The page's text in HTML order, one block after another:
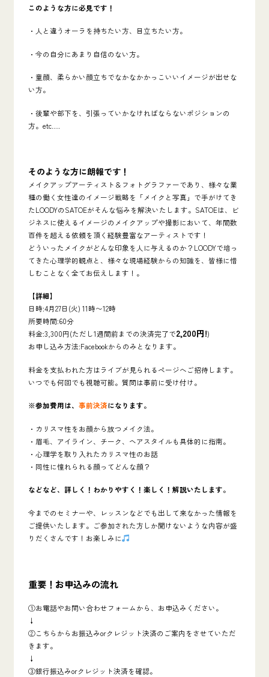
このような方に必見です！
・人と違うオーラを持ちたい方、目立ちたい方。
・今の自分にあまり自信のない方。
・童顔、柔らかい顔立ちでなかなかかっこいいイメージが出せな
い方。
・後輩や部下を、引張っていかなければならないポジションの
方。etc….
そのような方に朗報です！
メイクアップアーティスト＆フォトグラファーであり、様々な業
種の働く女性達のイメージ戦略を「メイクと写真」で手がけてき
たLOODYのSATOEがそんな悩みを解決いたします。SATOEは、ビ
ジネスに使えるイメージのメイクアップや撮影において、年間数
百件を超える依頼を頂く経験豊富なアーティストです！
どういったメイクがどんな印象を人に与えるのか？LOODYで培っ
てきた心理学的観点と、様々な現場経験からの知識を、皆様に惜
しむことなく全てお伝えします！。
【詳細】
日時:4月27日(火) 11時〜12時
所要時間:60分
料金:3,300円(ただし1週間前までの決済完了で2,200円!)
お申し込み方法:Facebookからのみとなります。
料金を支払われた方はライブが見られるページへご招待します。
いつでも何回でも視聴可能。質問は事前に受け付け。
※参加費用は、 事前決済になります。
・カリスマ性をお顔から放つメイク法。
・眉毛、アイライン、チーク、ヘアスタイルも具体的に指南。
・心理学を取り入れたカリスマ性のお話
・同性に憧れられる顔ってどんな顔？
などなど、詳しく！わかりやすく！楽しく！解説いたします。
今までのセミナーや、レッスンなどでも出して来なかった情報を
ご提供いたします。ご参加された方しか聞けないような内容が盛
りだくさんです！お楽しみに
重要！お申込みの流れ
①お電話やお問い合わせフォームから、お申込みください。
↓
②こちらからお振込みorクレジット決済のご案内をさせていただ
きます。
↓
③銀行振込みorクレジット決済を確認。